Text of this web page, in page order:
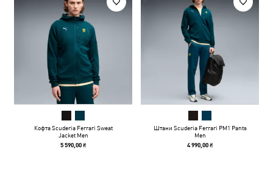
Кофта Scuderia Ferrari Sweat
Jacket Men
5 590,00 ₴
Штани Scuderia Ferrari PM1 Pants
Men
4 990,00 ₴